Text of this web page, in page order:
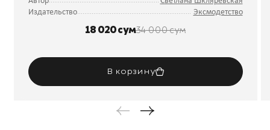
Издательство
Эксмодетство
18 020 сум34 000 сум
В корзину